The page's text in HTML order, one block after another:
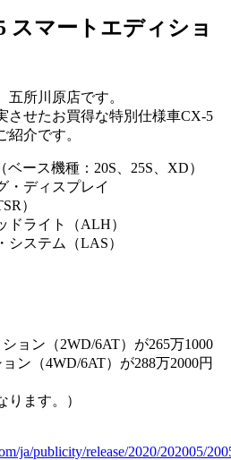
スマートエディショ
所川原店です。
させたお買得な特別仕様車CX-5
紹介です。
ース機種：20S、25S、XD）
・ディスプレイ
）
ドライト（ALH）
システム（LAS）
ョン（2WD/6AT）が265万1000
ン（4WD/6AT）が288万2000円
ります。）
ja/publicity/release/2020/202005/